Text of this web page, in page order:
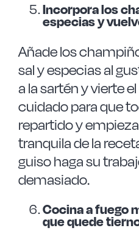
Incorpora los
especias y
Añade los
sal y especias al
a la sartén y vierte
cuidado para que
repartido y
tranquila de la
guiso haga su
demasiado.
Cocina a fuego
que quede